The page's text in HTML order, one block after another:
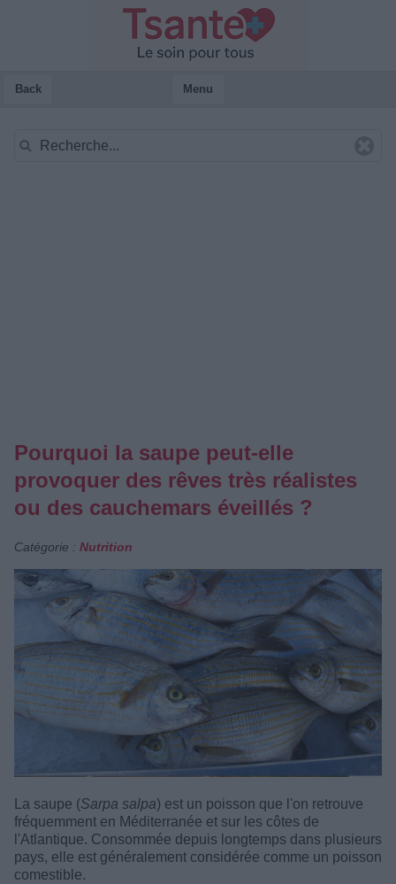
Back Menu
Pourquoi la saupe peut-elle
provoquer des rêves très réalistes
ou des cauchemars éveillés ?
Catégorie : Nutrition
La saupe (Sarpa salpa) est un poisson que l'on retrouve
fréquemment en Méditerranée et sur les côtes de
l'Atlantique. Consommée depuis longtemps dans plusieurs
pays, elle est généralement considérée comme un poisson
comestible.